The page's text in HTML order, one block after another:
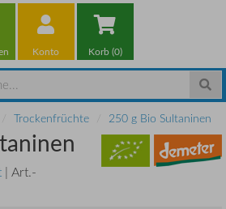
Konto Korb (0)
Trockenfrüchte 250 g Bio Sultaninen
| Art.-